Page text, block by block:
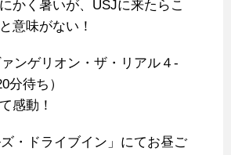
かく暑いが、USJに来たらこ
意味がない！
ンゲリオン・ザ・リアル４-
分待ち）
感動！
・ドライブイン」にてお昼ご